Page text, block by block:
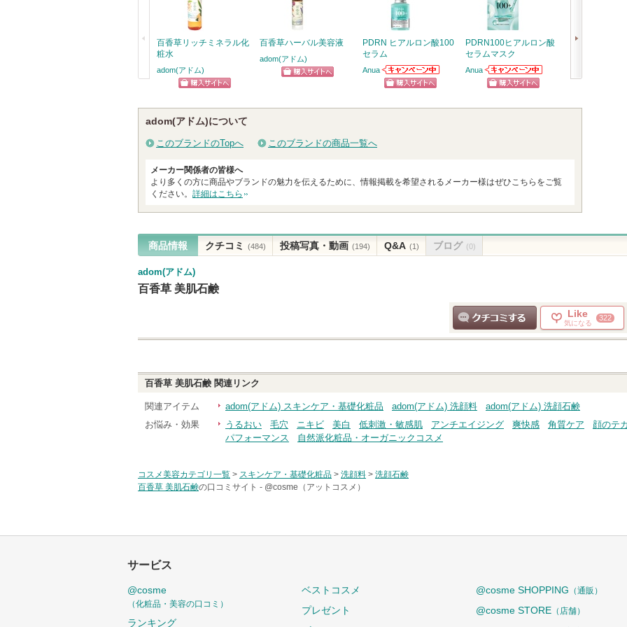
る
へ
百香草リッチミネラル化
粧水
adom(アドム)
グサイトへ
百香草ハーバル美容液
adom(アドム)
PDRN ヒアルロン酸100
セラム
Anua
Anuaからのお知
らせがあります
PDRN100ヒアルロン酸
セラムマスク
Anua
Anuaからのお知
らせがあります
オルビス ザ ク
adom(アドム)について
このブランドのTopへ このブランドの商品一覧へ
メーカー関係者の皆様へ
より多くの方に商品やブランドの魅力を伝えるために、情報掲載を希望されるメーカー様はぜひこちらをご覧
ください。 詳細はこちら
商品情報 クチコミ (484) 投稿写真・動画 (194) Q&A (1) ブログ (0)
adom(アドム)
百香草 美肌石鹸
クチコミする
Like
気になる
322
百香草 美肌石鹸 関連リンク
関連アイテム adom(アドム) スキンケア・基礎化粧品 adom(アドム) 洗顔料
adom(アドム) 洗顔石鹸
お悩み・効果
うるおい 毛穴 ニキビ 美白 低刺激・敏感肌 アンチエイジング 爽快感 角質ケア 顔のテ
パフォーマンス
自然派化粧品・オーガニックコスメ
コスメ美容カテゴリ一覧 > スキンケア・基礎化粧品 > 洗顔料 > 洗顔石鹸
百香草 美肌石鹸の口コミサイト - @cosme（アットコスメ）
サービス
@cosme
（化粧品・美容の口コミ）
ランキング
ベストコスメ
プレゼント
@cosme SHOPPING （通販）
@cosme STORE （店舗）